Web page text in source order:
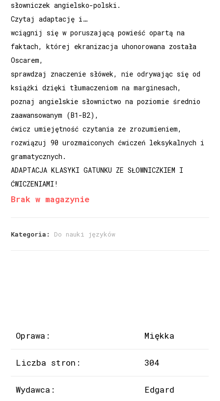
słowniczek angielsko-polski.
Czytaj adaptację i…
wciągnij się w poruszającą powieść opartą na
faktach, której ekranizacja uhonorowana została
Oscarem,
sprawdzaj znaczenie słówek, nie odrywając się od
książki dzięki tłumaczeniom na marginesach,
poznaj angielskie słownictwo na poziomie średnio
zaawansowanym (B1-B2),
ćwicz umiejętność czytania ze zrozumieniem,
rozwiązuj 90 urozmaiconych ćwiczeń leksykalnych i
gramatycznych.
ADAPTACJA KLASYKI GATUNKU ZE SŁOWNICZKIEM I
ĆWICZENIAMI!
Brak w magazynie
Kategoria: Do nauki języków
Oprawa: Miękka
Liczba stron: 304
Wydawca: Edgard